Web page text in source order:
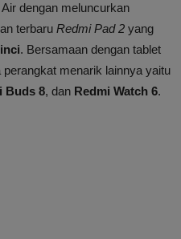
dengan meluncurkan
terbaru Redmi Pad 2 yang
. Bersamaan dengan tablet
menarik lainnya yaitu
Buds 8, dan Redmi Watch 6.